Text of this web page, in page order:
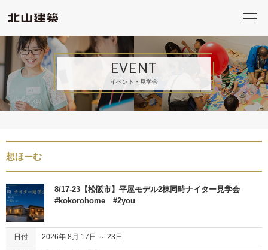
EVENT
イベント・見学会
想ほーむ
8/17-23【松阪市】平屋モデル2棟同時ナイター見学会
#kokorohome #2you
日付 2026年 8月 17日 ～ 23日